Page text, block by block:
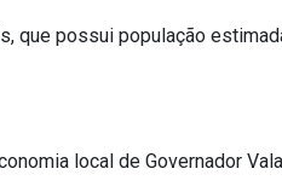
que possui população
local de Governador